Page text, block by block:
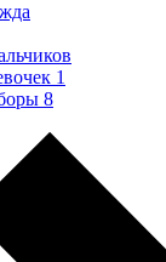
1
8